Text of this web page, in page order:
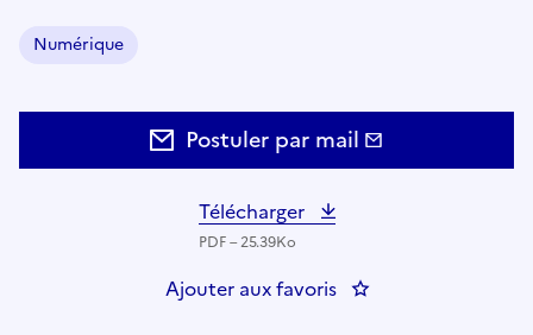
Domaine :
Numérique
Postuler par mail
Télécharger
PDF – 25.39Ko
Ajouter aux favoris : Spécialiste qualité